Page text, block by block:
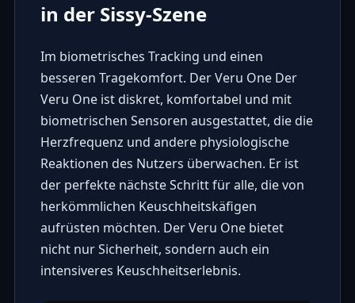
in der Sissy-Szene
Im biometrisches Tracking und einen
besseren Tragekomfort. Der Veru One Der
Veru One ist diskret, komfortabel und mit
biometrischen Sensoren ausgestattet, die die
Herzfrequenz und andere physiologische
Reaktionen des Nutzers überwachen. Er ist
der perfekte nächste Schritt für alle, die von
herkömmlichen Keuschheitskäfigen
aufrüsten möchten. Der Veru One bietet
nicht nur Sicherheit, sondern auch ein
intensiveres Keuschheitserlebnis.